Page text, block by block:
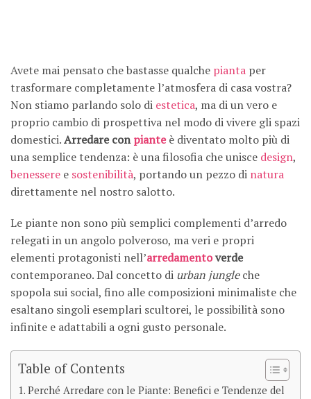
Avete mai pensato che bastasse qualche pianta per
trasformare completamente l’atmosfera di casa vostra?
Non stiamo parlando solo di estetica, ma di un vero e
proprio cambio di prospettiva nel modo di vivere gli spazi
domestici.Arredare conpianteè diventato molto più di
una semplice tendenza: è una filosofia che unisce design,
benessere e sostenibilità, portando un pezzo di natura
direttamente nel nostro salotto.
Le piante non sono più semplici complementi d’arredo
relegati in un angolo polveroso, ma veri e propri
elementi protagonisti nell’arredamentoverde
contemporaneo. Dal concetto di urban jungleche
spopola sui social, fino alle composizioni minimaliste che
esaltano singoli esemplari scultorei, le possibilità sono
infinite e adattabili a ogni gusto personale.
Table of Contents
Perché Arredare con le Piante: Benefici e Tendenze del